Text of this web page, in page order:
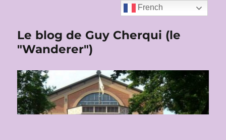
Le blog de Guy Cherqui (le
"Wanderer")
French